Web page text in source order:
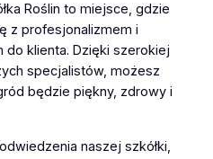
Roślin to miejsce, gdzie
z profesjonalizmem i
klienta. Dzięki szerokiej
specjalistów, możesz
będzie piękny, zdrowy i
naszej szkółki,